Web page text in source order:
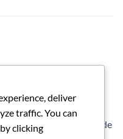
Caja de inicio - Héroes de
deliver
traffic. You can
clicking